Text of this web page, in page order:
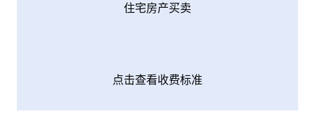
住宅房产买卖
点击查看收费标准